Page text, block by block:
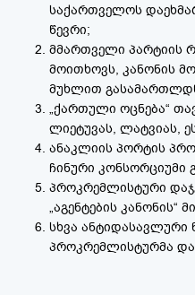
საქართველოს
წევრი;
მმართველი პარტიის
მოითხოვს, კანონის
მუხლით
„ქართული ოცნება“
ლიეტუვას, ლატვიას,
ანაკლიის პორტის
ჩინური კონსორციუმი
პროკრემლისტური
„აგენტების კანონის“
სხვა ანტიდასავლური
პროკრემლისტურმა